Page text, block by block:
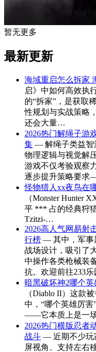
暂无更多
最新更新
海域重启怎么拆家
启》中如何高效执
的“拆家”，是获取
性规划与实战策略
还会大量…
2026热门解绳子游
集 — 解绳子类益智
物理逻辑与视觉解
游戏不仅考验观察
逐步提升策略要
怪物猎人xx夜鸟在
（Monster Hunter
平 *** 占的经典狩
Tzitzi-…
2026高人气网易射
行榜 — 其中，军事
战场设计，吸引了
中操作各类枪械装
抗。欢迎前往233
暗黑破坏神2哪个
（Diablo II）这款
中，“哪个英雄厉
——它本质上是一
2026热门横版忍者
战斗 — 近期不少玩
屏视角、支持左右